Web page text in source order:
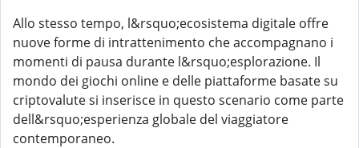
Allo stesso tempo, l&rsquo;ecosistema digitale offre
nuove forme di intrattenimento che accompagnano i
momenti di pausa durante l&rsquo;esplorazione. Il
mondo dei giochi online e delle piattaforme basate su
criptovalute si inserisce in questo scenario come parte
dell&rsquo;esperienza globale del viaggiatore
contemporaneo.